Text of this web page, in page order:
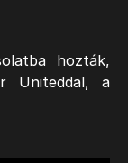
hozták,
Uniteddal, a